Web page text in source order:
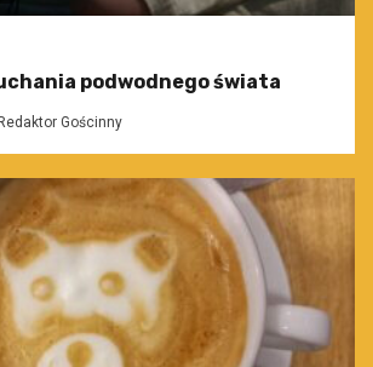
podwodnego świata
Redaktor Gościnny